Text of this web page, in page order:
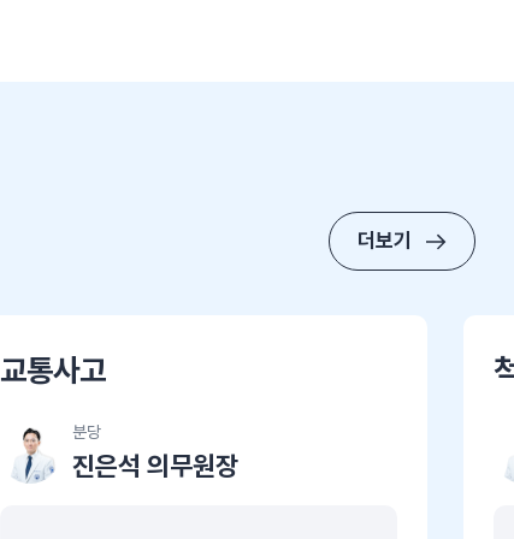
더보기
교통사고
분당
진은석 의무원장